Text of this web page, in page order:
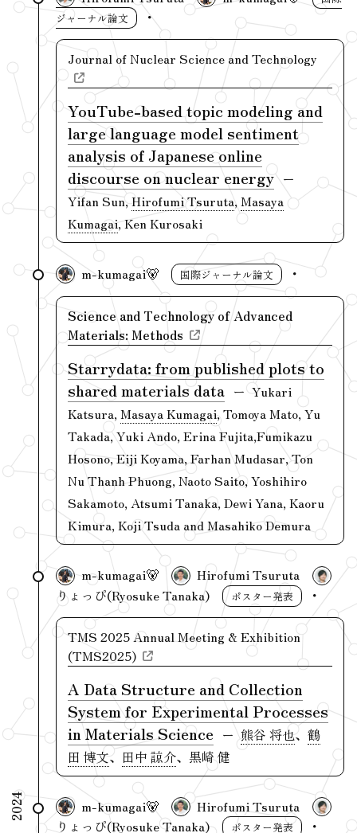
ジャーナル論文
Journal of Nuclear Science and Technology
YouTube-based topic modeling and
large language model sentiment
analysis of Japanese online
discourse on nuclear energy
Yifan Sun,Hirofumi Tsuruta,Masaya
Kumagai, Ken Kurosaki
m-kumagai🐻 国際ジャーナル論文
Science and Technology of Advanced
Materials: Methods
Starrydata: from published plots to
shared materials data
Yukari
Katsura,Masaya Kumagai, Tomoya Mato, Yu
Takada, Yuki Ando, Erina Fujita,Fumikazu
Hosono, Eiji Koyama, Farhan Mudasar, Ton
Nu Thanh Phuong, Naoto Saito, Yoshihiro
Sakamoto, Atsumi Tanaka, Dewi Yana, Kaoru
Kimura, Koji Tsuda and Masahiko Demura
m-kumagai🐻
Hirofumi Tsuruta
りょっぴ(Ryosuke Tanaka)
ポスター発表
TMS 2025 Annual Meeting & Exhibition
(TMS2025)
A Data Structure and Collection
System for Experimental Processes
in Materials Science
熊谷 将也、 鶴
田 博文、 田中 諒介、黒崎 健
2024 m-kumagai🐻
Hirofumi Tsuruta
りょっぴ(Ryosuke Tanaka)
ポスター発表